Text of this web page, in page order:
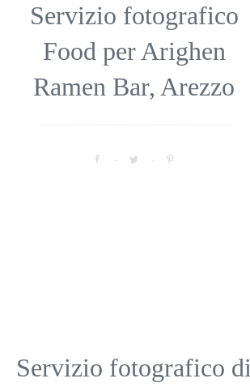
Servizio fotografico
Food per Arighen
Ramen Bar, Arezzo
Servizio fotografico di